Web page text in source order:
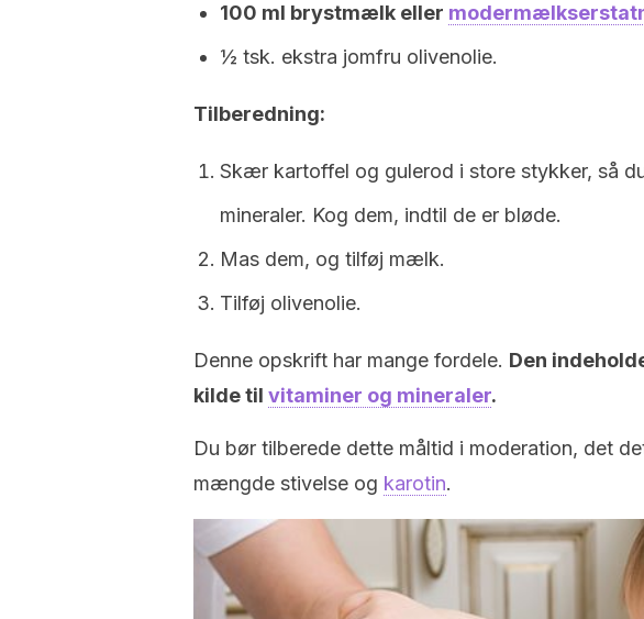
100 ml brystmælk eller
½ tsk. ekstra jomfru olivenolie.
Tilberedning:
Skær kartoffel og gulerod i store stykker, så
mineraler. Kog dem, indtil de er bløde.
Mas dem, og tilføj mælk.
Tilføj olivenolie.
Denne opskrift har mange fordele. Den
kilde til vitaminer og mineraler.
Du bør tilberede dette måltid i moderation, det
mængde stivelse og karotin.